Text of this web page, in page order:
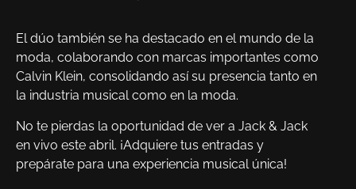
El dúo también se ha destacado en el mundo de la
moda, colaborando con marcas importantes como
Calvin Klein, consolidando así su presencia tanto en
la industria musical como en la moda.
No te pierdas la oportunidad de ver a Jack & Jack
en vivo este abril. ¡Adquiere tus entradas y
prepárate para una experiencia musical única!